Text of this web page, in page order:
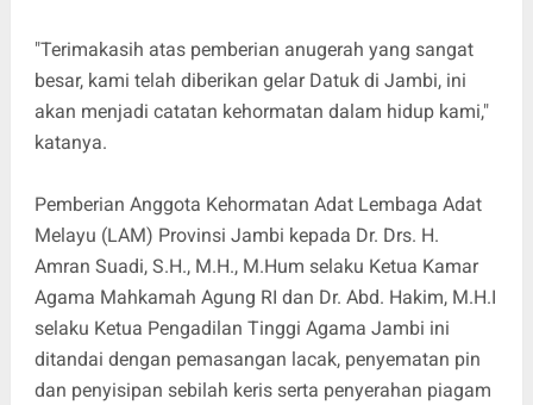
"Terimakasih atas pemberian anugerah yang sangat
besar, kami telah diberikan gelar Datuk di Jambi, ini
akan menjadi catatan kehormatan dalam hidup kami,"
katanya.
Pemberian Anggota Kehormatan Adat Lembaga Adat
Melayu (LAM) Provinsi Jambi kepada Dr. Drs. H.
Amran Suadi, S.H., M.H., M.Hum selaku Ketua Kamar
Agama Mahkamah Agung RI dan Dr. Abd. Hakim, M.H.I
selaku Ketua Pengadilan Tinggi Agama Jambi ini
ditandai dengan pemasangan lacak, penyematan pin
dan penyisipan sebilah keris serta penyerahan piagam